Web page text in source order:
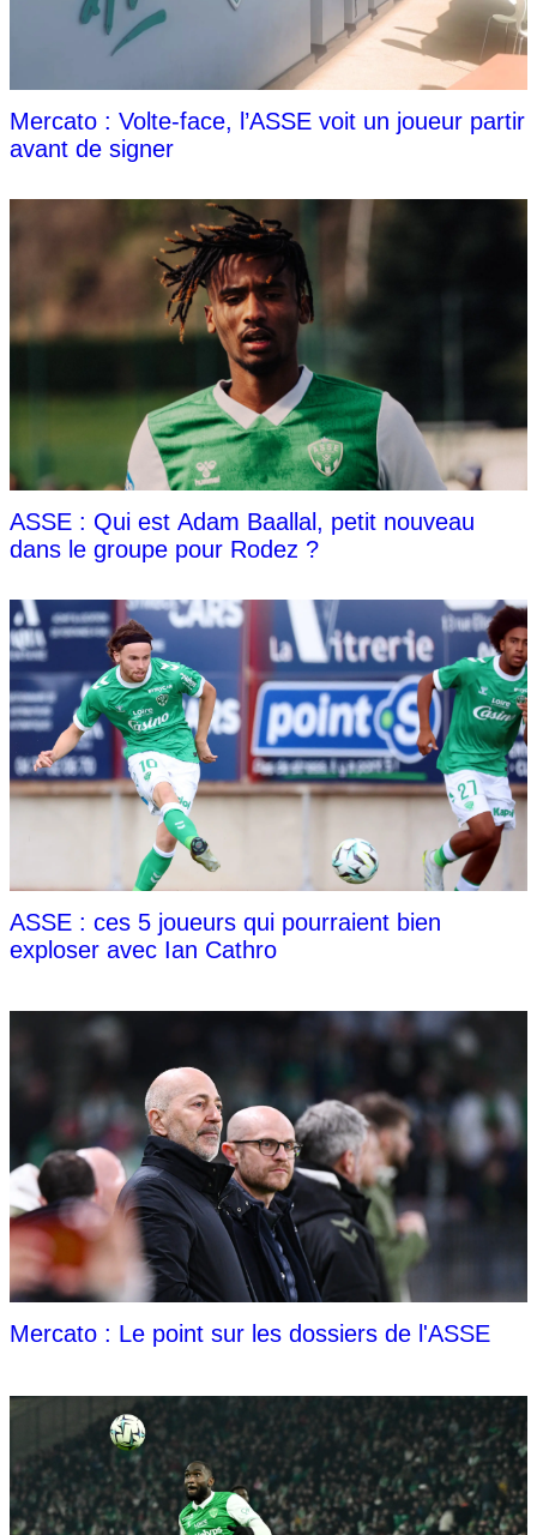
Mercato : Volte-face, l’ASSE voit un joueur partir
avant de signer
ASSE : Qui est Adam Baallal, petit nouveau
dans le groupe pour Rodez ?
ASSE : ces 5 joueurs qui pourraient bien
exploser avec Ian Cathro
Mercato : Le point sur les dossiers de l'ASSE